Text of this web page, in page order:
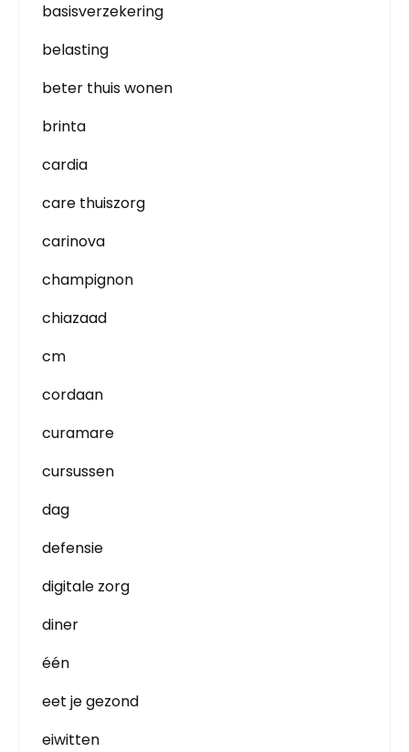
basisverzekering
belasting
beter thuis wonen
brinta
cardia
care thuiszorg
carinova
champignon
chiazaad
cm
cordaan
curamare
cursussen
dag
defensie
digitale zorg
diner
één
eet je gezond
eiwitten